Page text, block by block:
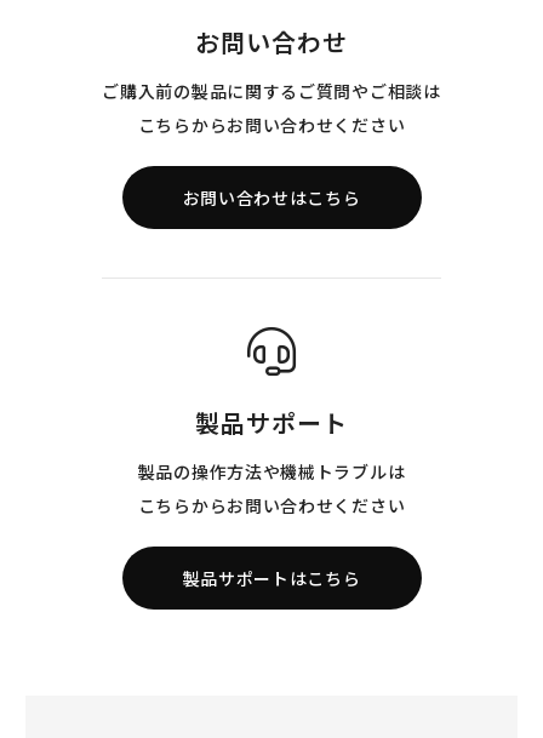
お問い合わせ
ご購入前の製品に関するご質問やご相談は
こちらからお問い合わせください
お問い合わせはこちら
製品サポート
製品の操作方法や機械トラブルは
こちらからお問い合わせください
製品サポートはこちら